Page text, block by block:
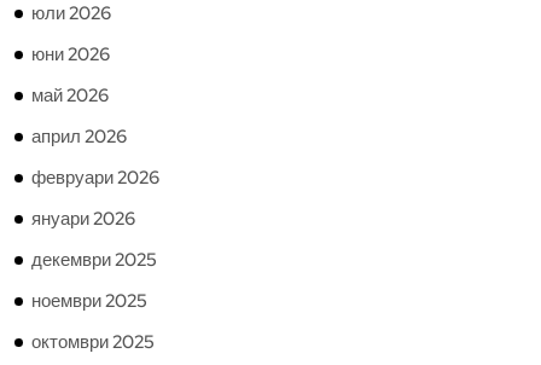
юли 2026
юни 2026
май 2026
април 2026
февруари 2026
януари 2026
декември 2025
ноември 2025
октомври 2025